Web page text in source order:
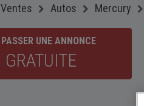
Ventes Autos Mercury
PASSER UNE ANNONCE
GRATUITE